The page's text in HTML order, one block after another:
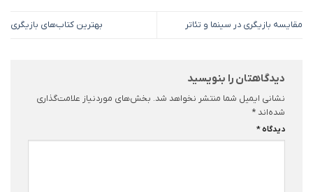
مقایسه بازیگری در سینما و تئاتر بهترین کتاب‌های بازیگری
دیدگاهتان را بنویسید
نشانی ایمیل شما منتشر نخواهد شد. بخش‌های موردنیاز علامت‌گذاری
شده‌اند *
دیدگاه*